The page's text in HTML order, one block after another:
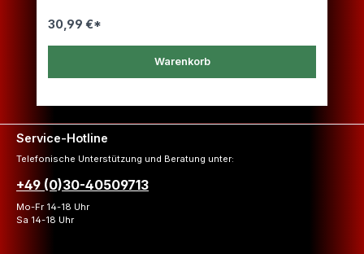
30,99 €*
Warenkorb
Service-Hotline
Telefonische Unterstützung und Beratung unter:
+49 (0)30-40509713
Mo-Fr 14-18 Uhr
Sa 14-18 Uhr